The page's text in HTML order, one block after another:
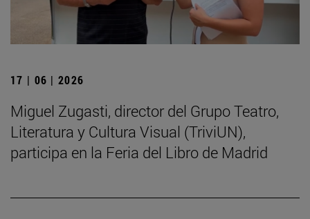
17 | 06 | 2026
Miguel Zugasti, director del Grupo Teatro,
Literatura y Cultura Visual (TriviUN),
participa en la Feria del Libro de Madrid